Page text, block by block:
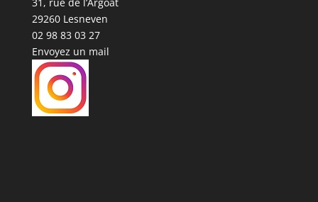
29260 Lesneven
02 98 83 03 27
Envoyez un mail